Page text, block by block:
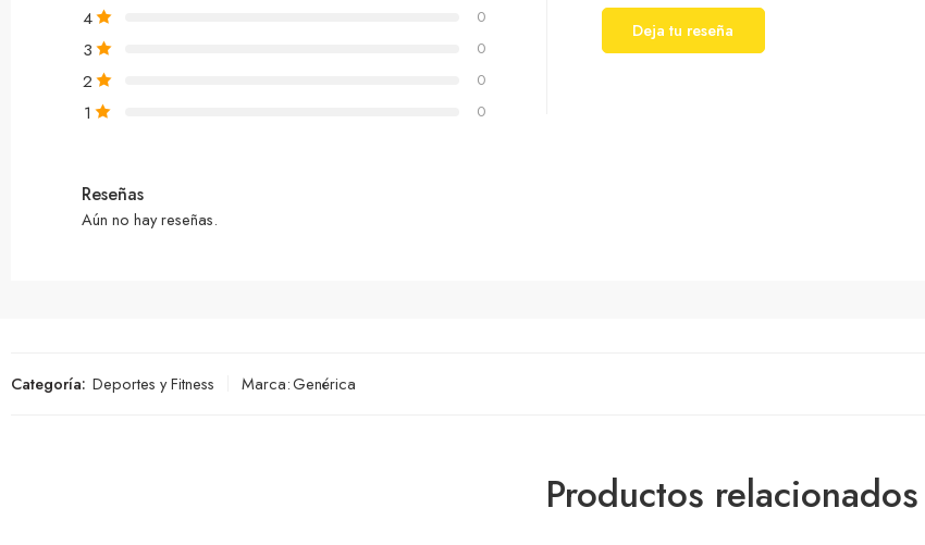
4 0
3 0
2 0
1 0
Deja tu reseña
Reseñas
Aún no hay reseñas.
Categoría: Deportes y Fitness Marca:Genérica
Productos relacionados